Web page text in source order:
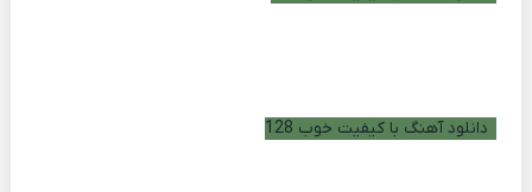
دانلود آهنگ با کیفیت خوب 128